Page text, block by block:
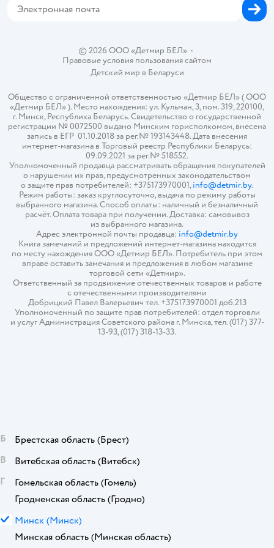
© 2026 ООО «Детмир БЕЛ»•
Правовые условия пользования сайтом
Детский мир в Беларуси
Общество с ограниченной ответственностью «Детмир БЕЛ» ( ООО
«Детмир БЕЛ» ). Место нахождения: ул. Кульман, 3, пом. 319, 220100,
г. Минск, Республика Беларусь. Свидетельство о государственной
регистрации № 0072500 выдано Минским горисполкомом, внесена
запись в ЕГР 01.10.2018 за рег.№ 193143448. Дата внесения
интернет-магазина в Торговый реестр Республики Беларусь:
09.09.2021 за рег.№ 518552.
Уполномоченный продавца рассматривать обращения покупателей
о нарушении их прав, предусмотренных законодательством
о защите прав потребителей: +375173970001,info@detmir.by.
Режим работы: заказ круглосуточно, выдача по режиму работы
выбранного магазина. Способ оплаты: наличный и безналичный
расчёт. Оплата товара при получении. Доставка: самовывоз
из выбранного магазина.
Адрес электронной почты продавца: info@detmir.by
Книга замечаний и предложений интернет-магазина находится
по месту нахождения ООО «Детмир БЕЛ». Потребитель при этом
вправе оставить замечания и предложения в любом магазине
торговой сети «Детмир».
Ответственный за продвижение отечественных товаров и работе
с отечественными производителями
Добрицкий Павел Валерьевич тел. +375173970001 доб.213
Уполномоченный по защите прав потребителей: отдел торговли
и услуг Администрация Советского района г. Минска, тел. (017) 377-
13-93, (017) 318-13-33.
Б Брестская область (Брест)
В
Витебская область (Витебск)
Г
Гомельская область (Гомель)
Гродненская область (Гродно)
М Минск (Минск)
Минская область (Минская область)